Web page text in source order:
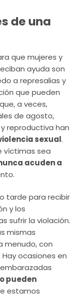
de una
que mujeres y
ayuda son
a represalias y
que pueden
a veces,
de agosto,
reproductiva han
sexual.
víctimas sea
acuden a
tarde para recibir
y los
sufrir la violación.
mismas
menudo, con
Hay ocasiones en
pueden
estamos